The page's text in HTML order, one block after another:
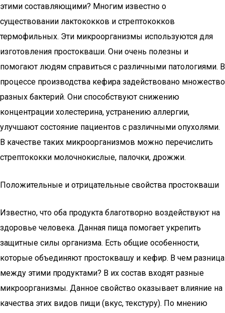
этими составляющими? Многим известно о
существовании лактококков и стрептококков
термофильных. Эти микроорганизмы используются для
изготовления простокваши. Они очень полезны и
помогают людям справиться с различными патологиями. В
процессе производства кефира задействовано множество
разных бактерий. Они способствуют снижению
концентрации холестерина, устранению аллергии,
улучшают состояние пациентов с различными опухолями.
В качестве таких микроорганизмов можно перечислить
стрептококки молочнокислые, палочки, дрожжи.
Положительные и отрицательные свойства простокваши
Известно, что оба продукта благотворно воздействуют на
здоровье человека. Данная пища помогает укрепить
защитные силы организма. Есть общие особенности,
которые объединяют простоквашу и кефир. В чем разница
между этими продуктами? В их состав входят разные
микроорганизмы. Данное свойство оказывает влияние на
качества этих видов пищи (вкус, текстуру). По мнению